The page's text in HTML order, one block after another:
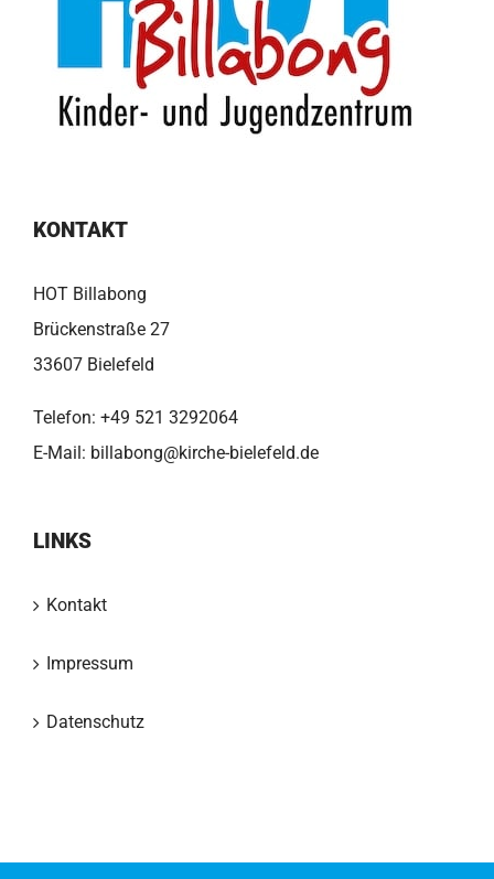
KONTAKT
HOT Billabong
Brückenstraße 27
33607 Bielefeld
Telefon: +49 521 3292064
E-Mail: billabong@kirche-bielefeld.de
LINKS
Kontakt
Impressum
Datenschutz